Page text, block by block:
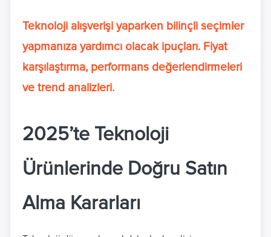
Teknoloji alışverişi yaparken bilinçli seçimler
yapmanıza yardımcı olacak ipuçları. Fiyat
karşılaştırma, performans değerlendirmeleri
ve trend analizleri.
2025’te Teknoloji
Ürünlerinde Doğru Satın
Alma Kararları